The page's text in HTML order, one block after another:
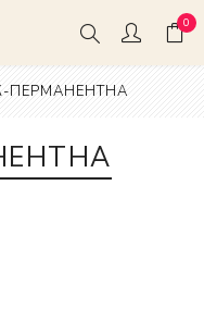
0
ПЕРМАНЕНТНА